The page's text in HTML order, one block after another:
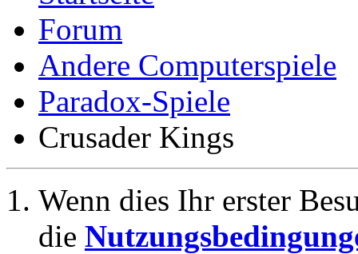
Forum
Andere Computerspiele
Paradox-Spiele
Crusader Kings
Wenn dies Ihr erster
die